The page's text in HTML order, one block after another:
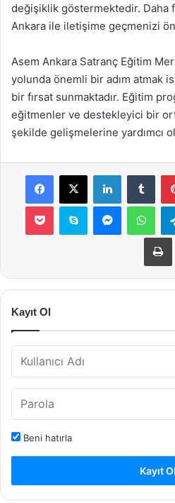
değişiklik göstermektedir. Daha
Ankara ile iletişime geçmenizi
Asem Ankara Satranç Eğitim
yolunda önemli bir adım atmak
bir fırsat sunmaktadır. Eğitim
eğitmenler ve destekleyici bir
şekilde gelişmelerine yardımcı
Facebook
X LinkedIn
Pocket Skype Messenger
Kayıt Ol
Beni hatırla
Kayıt Ol